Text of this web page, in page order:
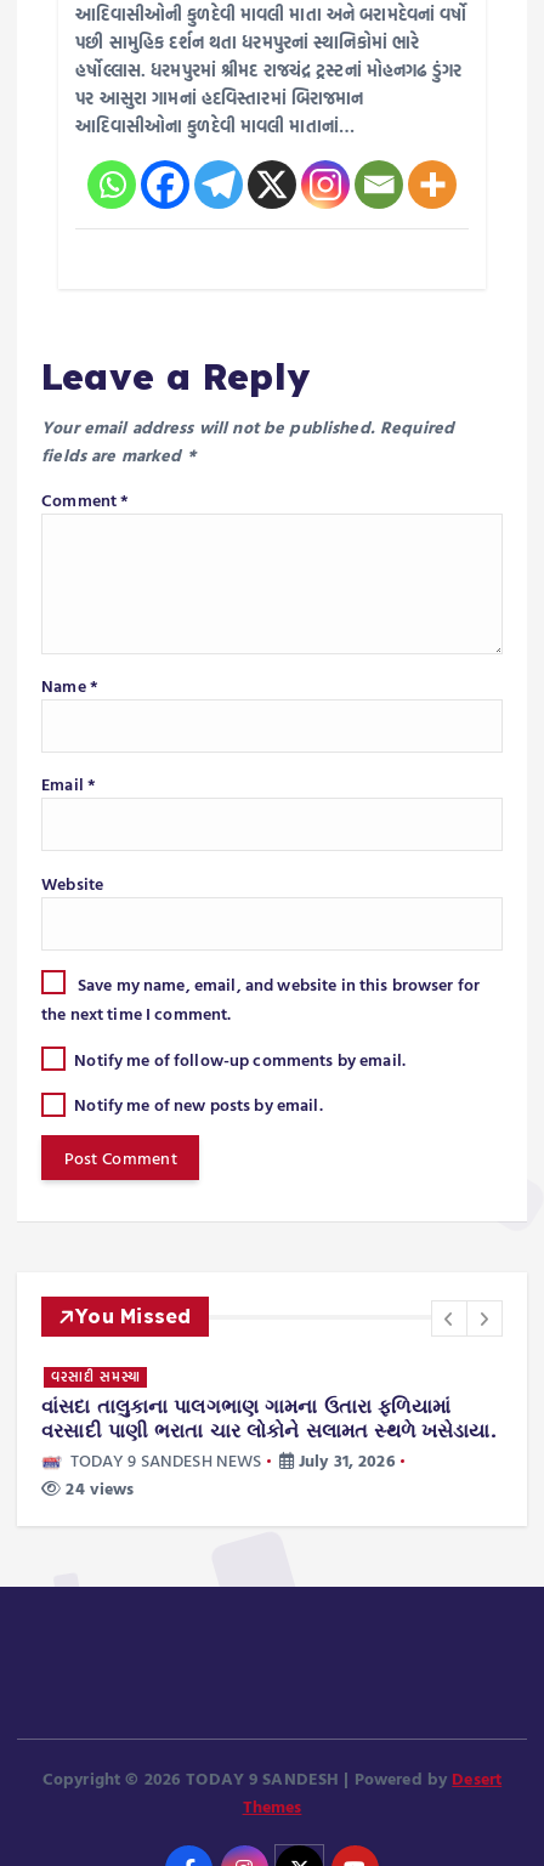
આદિવાસીઓની કુળદેવી માવલી માતા અને બરામદેવનાં વર્ષો
પછી સામુહિક દર્શન થતા ધરમપુરનાં સ્થાનિકોમાં ભારે
હર્ષોલ્લાસ. ધરમપુરમાં શ્રીમદ રાજચંદ્ર ટ્રસ્ટનાં મોહનગઢ ડુંગર
પર આસુરા ગામનાં હદવિસ્તારમાં બિરાજમાન
આદિવાસીઓના કુળદેવી માવલી માતાનાં…
Leave a Reply
Your email address will not be published. Required
fields are marked *
Comment*
Name*
Email*
Website
Save my name, email, and website in this browser for
the next time I comment.
Notify me of follow-up comments by email.
Notify me of new posts by email.
You Missed
વરસાદી સમસ્યા
વાંસદા તાલુકાના પાલગભાણ ગામના ઉતારા ફળિયામાં
વરસાદી પાણી ભરાતા ચાર લોકોને સલામત સ્થળે ખસેડાયા.
TODAY 9 SANDESH NEWS
July 31, 2026
24 views
Copyright © 2026 TODAY 9 SANDESH | Powered by Desert
Themes